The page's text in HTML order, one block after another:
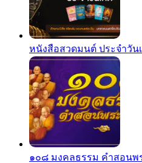
หนังสือสวดมนต์ ประจำวัน
๑๐๘ มงคลธรรม คำสอนพ